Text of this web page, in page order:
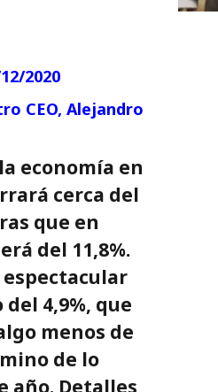
2020
CEO, Alejandro
economía en
cerca del
que en
del 11,8%.
espectacular
4,9%, que
menos de
de lo
año. Detalles